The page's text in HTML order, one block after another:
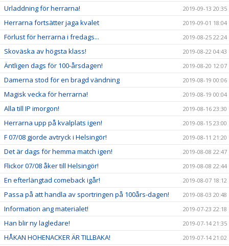
Urladdning för herrarna! 2019-09-13 20:35
Herrarna fortsätter jaga kvalet 2019-09-01 18:04
Förlust för herrarna i fredags... 2019-08-25 22:24
Skoväska av högsta klass! 2019-08-22 04:43
Äntligen dags för 100-årsdagen! 2019-08-20 12:07
Damerna stod för en bragd vändning 2019-08-19 00:06
Magisk vecka för herrarna! 2019-08-19 00:04
Alla till IP imorgon! 2019-08-16 23:30
Herrarna upp på kvalplats igen! 2019-08-15 23:00
F 07/08 gjorde avtryck i Helsingör! 2019-08-11 21:20
Det är dags för hemma match igen! 2019-08-08 22:47
Flickor 07/08 åker till Helsingör! 2019-08-08 22:44
En efterlängtad comeback igår! 2019-08-07 18:12
Passa på att handla av sportringen på 100års-dagen! 2019-08-03 20:48
Information ang materialet! 2019-07-23 22:18
Han blir ny lagledare! 2019-07-14 21:35
HÅKAN HOHENACKER ÄR TILLBAKA! 2019-07-14 21:02